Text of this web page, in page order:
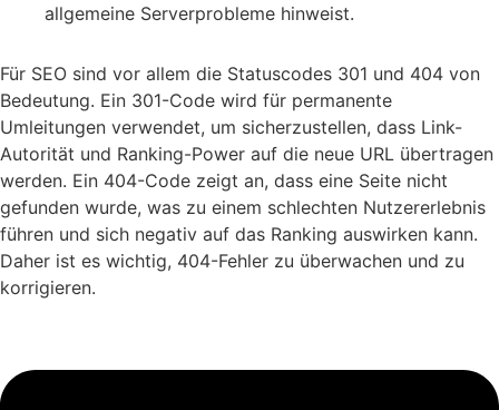
allgemeine Serverprobleme hinweist.
Für SEO sind vor allem die Statuscodes 301 und 404 von
Bedeutung. Ein 301-Code wird für permanente
Umleitungen verwendet, um sicherzustellen, dass Link-
Autorität und Ranking-Power auf die neue URL übertragen
werden. Ein 404-Code zeigt an, dass eine Seite nicht
gefunden wurde, was zu einem schlechten Nutzererlebnis
führen und sich negativ auf das Ranking auswirken kann.
Daher ist es wichtig, 404-Fehler zu überwachen und zu
korrigieren.